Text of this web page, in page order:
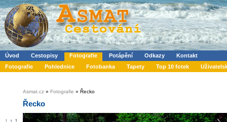
Úvod Cestopisy Fotografie Potápění Odkazy
Kontakt
Fotografie
Pohlednice Fotobanka Tapety Top 10 fotek
Asmat.cz » Fotografie » Řecko
Řecko